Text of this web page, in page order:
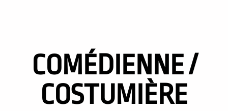
COMÉDIENNE /
COSTUMIÈRE